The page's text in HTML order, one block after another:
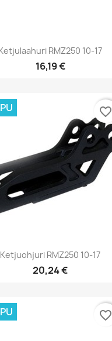
RMZ250 10-17
16,19 €
Ketjuohjuri RMZ250 10-17
20,24 €
favorite_border
favorite_border